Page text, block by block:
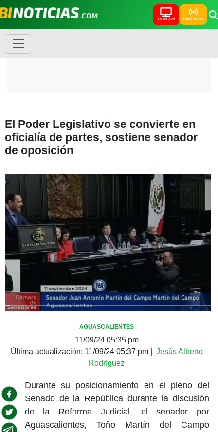
TV en vivo Radio en vivo
El Poder Legislativo se convierte en
oficialía de partes, sostiene senador
de oposición
AGUASCALIENTES
11/09/24 05:35 pm
Última actualización: 11/09/24 05:37 pm|
Jesús Alberto
Rodríguez
Durante su posicionamiento en el pleno del
Senado de la República durante la discusión
de la Reforma Judicial, el senador por
Aguascalientes, Toño Martín del Campo